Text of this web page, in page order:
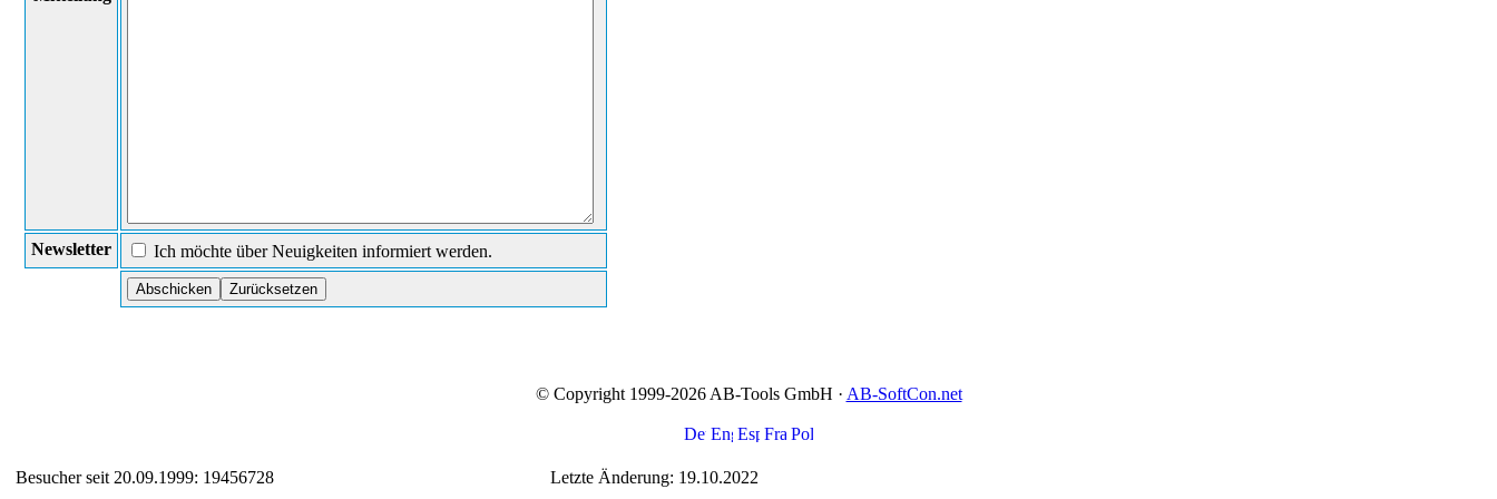
Newsletter Ich möchte über Neuigkeiten informiert werden.
© Copyright 1999-2026 AB-Tools GmbH · AB-SoftCon.net
Besucher seit 20.09.1999: 19456728 Letzte Änderung: 19.10.2022